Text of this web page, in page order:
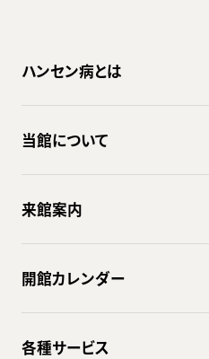
ハンセン病とは
当館について
来館案内
開館カレンダー
各種サービス